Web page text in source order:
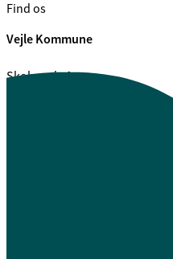
Find os
Vejle Kommune
Skolegade 1